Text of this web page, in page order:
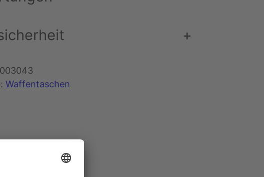
+
Waffentaschen